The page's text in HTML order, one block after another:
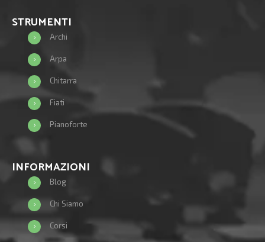
STRUMENTI
Archi
Arpa
Chitarra
Fiati
Pianoforte
INFORMAZIONI
Blog
Chi Siamo
Corsi